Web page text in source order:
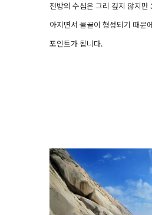
전방의 수심은 그리 깊지 않지
아지면서 물골이 형성되기 때문
포인트가 됩니다.